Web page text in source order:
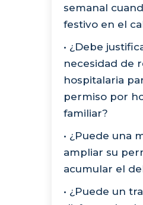
semanal
festivo en el
• ¿Debe
necesidad de
hospitalaria
permiso por
familiar?
• ¿Puede una
ampliar su
acumular el
• ¿Puede un